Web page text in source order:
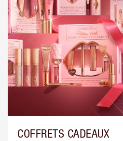
COFFRETS CADEAUX